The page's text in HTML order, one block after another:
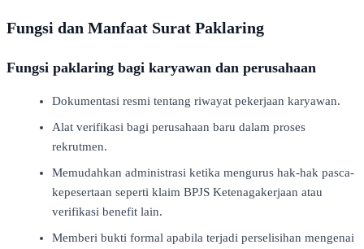
Fungsi dan Manfaat Surat Paklaring
Fungsi paklaring bagi karyawan dan perusahaan
Dokumentasi resmi tentang riwayat pekerjaan karyawan.
Alat verifikasi bagi perusahaan baru dalam proses
rekrutmen.
Memudahkan administrasi ketika mengurus hak-hak pasca-
kepesertaan seperti klaim BPJS Ketenagakerjaan atau
verifikasi benefit lain.
Memberi bukti formal apabila terjadi perselisihan mengenai